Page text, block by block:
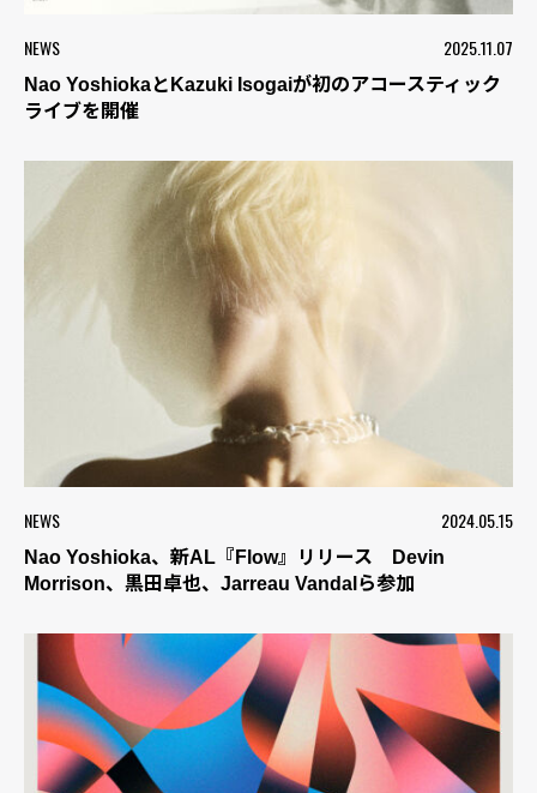
NEWS 2025.11.07
Nao YoshiokaとKazuki Isogaiが初のアコースティック
ライブを開催
NEWS 2024.05.15
Nao Yoshioka、新AL『Flow』リリース Devin
Morrison、黒田卓也、Jarreau Vandalら参加